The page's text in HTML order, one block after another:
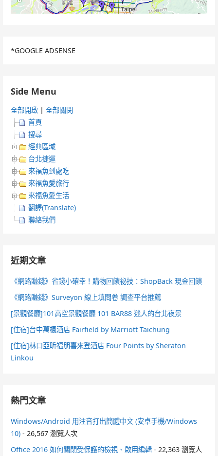
*GOOGLE ADSENSE
Side Menu
全部開啟 |全部關閉
首頁
搜尋
經典區域
台北捷運
來福魚到處吃
來福魚愛旅行
來福魚愛生活
翻譯(Translate)
聯絡我們
近期文章
《網路賺錢》省錢小確幸！購物回饋祕技：ShopBack 現金回饋
《網路賺錢》Surveyon 線上填問卷 調查平台推薦
[景觀餐廳]101高空景觀餐廳 101 BAR88 迷人的台北夜景
[住宿]台中萬楓酒店 Fairfield by Marriott Taichung
[住宿]林口亞昕福朋喜來登酒店 Four Points by Sheraton
Linkou
熱門文章
Windows/Android 用注音打出簡體中文 (安卓手機/Windows
10) - 26,567 瀏覽人次
Office 2016 如何關閉受保護的檢視、啟用編輯 - 22,363 瀏覽人